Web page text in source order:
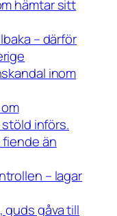
hämtar sitt
– därför
inom
införs.
än
– lagar
guds gåva till